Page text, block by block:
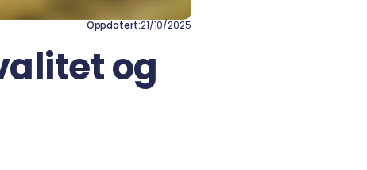
Oppdatert:21/10/2025
og